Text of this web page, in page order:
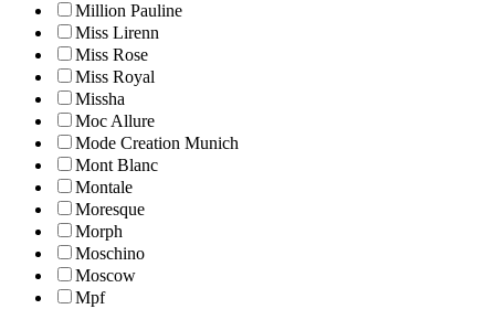
Million Pauline
Miss Lirenn
Miss Rose
Miss Royal
Missha
Moc Allure
Mode Creation Munich
Mont Blanc
Montale
Moresque
Morph
Moschino
Moscow
Mpf